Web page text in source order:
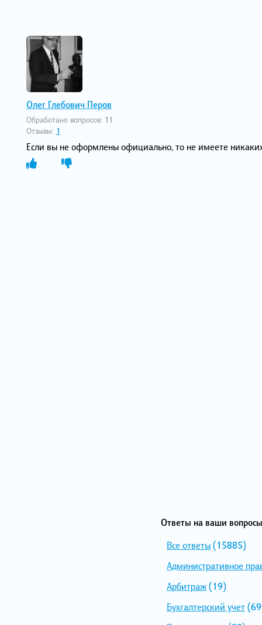
Олег Глебович Перов
Обработано вопросов: 11
Отзывы: 1
Если вы не оформлены официально, то не имеете никаких
Ответы на ваши
Все ответы(15885)
Административное
Арбитраж(19)
Бухгалтерский учет